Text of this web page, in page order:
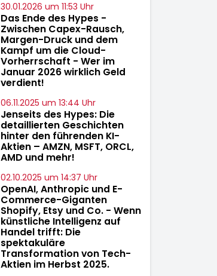
30.01.2026 um 11:53 Uhr
Das Ende des Hypes -
Zwischen Capex-Rausch,
Margen-Druck und dem
Kampf um die Cloud-
Vorherrschaft - Wer im
Januar 2026 wirklich Geld
verdient!
06.11.2025 um 13:44 Uhr
Jenseits des Hypes: Die
detaillierten Geschichten
hinter den führenden KI-
Aktien – AMZN, MSFT, ORCL,
AMD und mehr!
02.10.2025 um 14:37 Uhr
OpenAI, Anthropic und E-
Commerce-Giganten
Shopify, Etsy und Co. - Wenn
künstliche Intelligenz auf
Handel trifft: Die
spektakuläre
Transformation von Tech-
Aktien im Herbst 2025.